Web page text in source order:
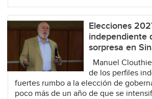
Elecciones
independiente
sorpresa en
Manuel
de los perfiles
fuertes rumbo a la elección de
poco más de un año de que se